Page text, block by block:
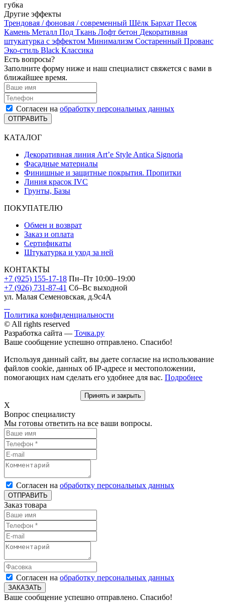
губка
Другие эффекты
Трендовая / фоновая / современный Шёлк Бархат Песок
Камень Металл Под Ткань Лофт бетон Декоративная
штукатурка с эффектом Минимализм Состаренный Прованс
Эко-стиль Black Классика
Есть вопросы?
Заполните форму ниже и наш специалист свяжется с вами в
ближайшее время.
Согласен на обработку персональных данных
ОТПРАВИТЬ
КАТАЛОГ
Декоративная линия Art’e Style Antica Signoria
Фасадные материалы
Финишные и защитные покрытия. Пропитки
Линия красок IVC
Грунты, Базы
ПОКУПАТЕЛЮ
Обмен и возврат
Заказ и оплата
Сертификаты
Штукатурка и уход за ней
КОНТАКТЫ
+7 (925) 155-17-18 Пн–Пт 10:00–19:00
+7 (926) 731-87-41 Сб–Вс выходной
ул. Малая Семеновская, д.9с4А
Политика конфиденциальности
© All rights reserved
Разработка сайта — Точка.ру
Ваше сообщение успешно отправлено. Спасибо!
Используя данный сайт, вы даете согласие на использование
файлов cookie, данных об IP-адресе и местоположении,
помогающих нам сделать его удобнее для вас. Подробнее
Принять и закрыть
X
Вопрос специалисту
Мы готовы ответить на все ваши вопросы.
Согласен на обработку персональных данных
ОТПРАВИТЬ
Заказ товара
Согласен на обработку персональных данных
ЗАКАЗАТЬ
Ваше сообщение успешно отправлено. Спасибо!